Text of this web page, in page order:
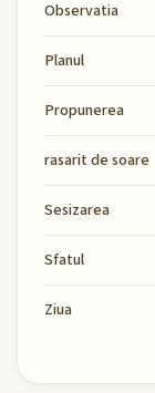
Observatia
Planul
Propunerea
rasarit de soare
Sesizarea
Sfatul
Ziua